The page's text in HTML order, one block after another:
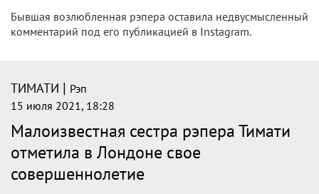
Бывшая возлюбленная рэпера оставила недвусмысленный
комментарий под его публикацией в Instagram.
ТИМАТИ | Рэп
15 июля 2021, 18:28
Малоизвестная сестра рэпера Тимати
отметила в Лондоне свое
совершеннолетие